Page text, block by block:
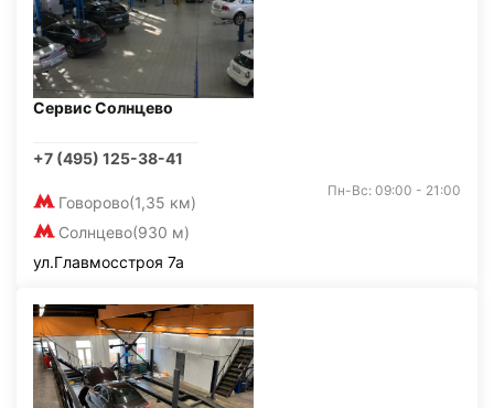
Сервис Солнцево
+7 (495) 125-38-41
Говорово(1,35 км)
Солнцево(930 м)
Пн-Вс: 09:00 - 21:00
ул.Главмосстроя 7а